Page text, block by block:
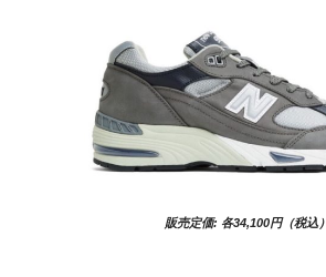
販売定価: 各34,100円（税込）